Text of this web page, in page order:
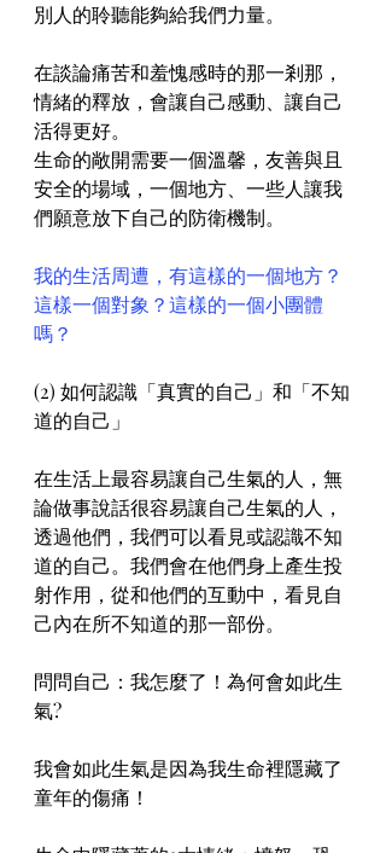
別人的聆聽能夠給我們力量。
在談論痛苦和羞愧感時的那一剎那，
情緒的釋放，會讓自己感動、讓自己
活得更好。
生命的敞開需要一個溫馨，友善與且
安全的場域，一個地方、一些人讓我
們願意放下自己的防衛機制。
我的生活周遭，有這樣的一個地方？
這樣一個對象？這樣的一個小團體
嗎？
(2) 如何認識「真實的自己」和「不知
道的自己」
在生活上最容易讓自己生氣的人，無
論做事說話很容易讓自己生氣的人，
透過他們，我們可以看見或認識不知
道的自己。我們會在他們身上產生投
射作用，從和他們的互動中，看見自
己內在所不知道的那一部份。
問問自己：我怎麼了！為何會如此生
氣?
我會如此生氣是因為我生命裡隱藏了
童年的傷痛！